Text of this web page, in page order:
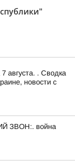
августа. . Сводка
новости с
ЗВОН:. война